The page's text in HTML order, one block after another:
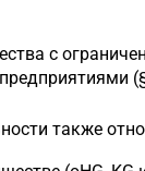
с
(§
также